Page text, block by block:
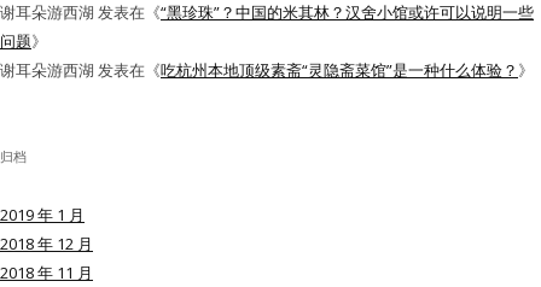
谢耳朵游西湖 发表在《“黑珍珠”？中国的米其林？汉舍小馆或许可以说明一些
问题》
谢耳朵游西湖 发表在《吃杭州本地顶级素斋“灵隐斋菜馆”是一种什么体验？ 》
归档
2019 年 1 月
2018 年 12 月
2018 年 11 月